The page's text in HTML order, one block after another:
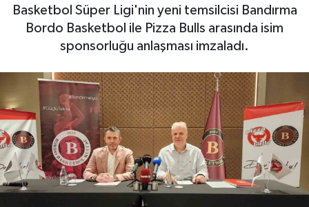
Basketbol Süper Ligi'nin yeni temsilcisi Bandırma
Bordo Basketbol ile Pizza Bulls arasında isim
sponsorluğu anlaşması imzaladı.
Otovitrin
Magazin
Gayrimenkul
Spor
Haber Arşivi